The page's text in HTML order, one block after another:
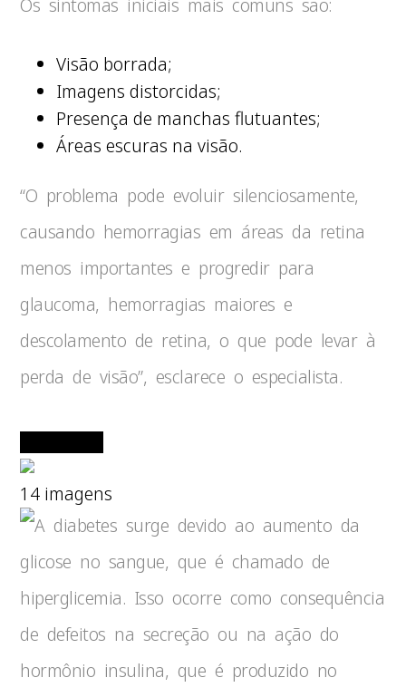
Os sintomas iniciais mais comuns são:
Visão borrada;
Imagens distorcidas;
Presença de manchas flutuantes;
Áreas escuras na visão.
“O problema pode evoluir silenciosamente,
causando hemorragias em áreas da retina
menos importantes e progredir para
glaucoma, hemorragias maiores e
descolamento de retina, o que pode levar à
perda de visão”, esclarece o especialista.
14 imagens